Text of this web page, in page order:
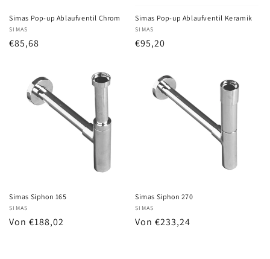
Simas Pop-up Ablaufventil Chrom
Anbieter:
SIMAS
Normaler
€85,68
Simas Pop-up Ablaufventil Keramik
Anbieter:
SIMAS
Normaler
€95,20
Simas Siphon 165
Anbieter:
SIMAS
Normaler
Von €188,02
Simas Siphon 270
Anbieter:
SIMAS
Normaler
Von €233,24